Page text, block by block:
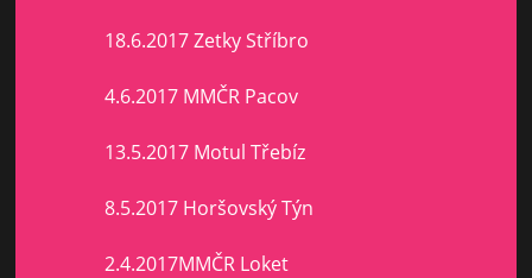
18.6.2017 Zetky Stříbro
4.6.2017 MMČR Pacov
13.5.2017 Motul Třebíz
8.5.2017 Horšovský Týn
2.4.2017MMČR Loket